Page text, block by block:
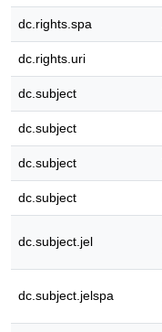
dc.rights.spa
dc.rights.uri
dc.subject
dc.subject
dc.subject
dc.subject
dc.subject.jel
dc.subject.jelspa